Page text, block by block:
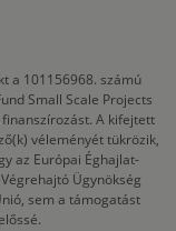
a 101156968. számú
Small Scale Projects
A kifejtett
véleményét tükrözik,
az Európai Éghajlat-
Ügynökség
sem a támogatást